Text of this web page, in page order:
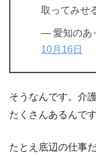
取ってみせ
— 愛知のあ
10月16日
そうなんです。介
たくさんあるんです
たとえ底辺の仕事